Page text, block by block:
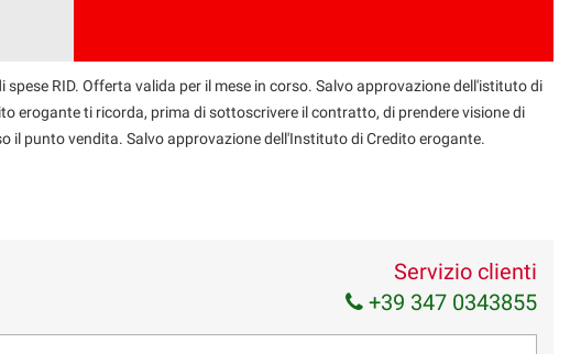
RID. Offerta valida per il mese in corso. Salvo approvazione dell'istituto di
erogante ti ricorda, prima di sottoscrivere il contratto, di prendere visione di
il punto vendita. Salvo approvazione dell'Instituto di Credito erogante.
Servizio clienti
+39 347 0343855